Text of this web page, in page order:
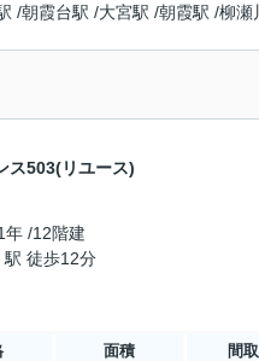
/朝霞台駅 /大宮駅 /朝霞駅 /柳瀬
ス503(リユース)
年 /12階建
駅 徒歩12分
面積 間